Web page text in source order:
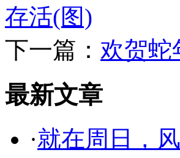
存活(图)
下一篇： 欢贺蛇
最新文章
·就在周日，